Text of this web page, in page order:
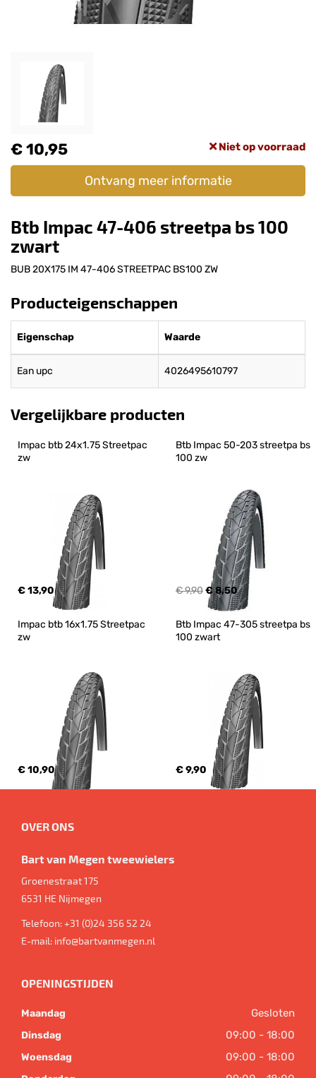
€ 10,95 Niet op voorraad
Ontvang meer informatie
Btb Impac 47-406 streetpa bs 100
zwart
BUB 20X175 IM 47-406 STREETPAC BS100 ZW
Producteigenschappen
Eigenschap Waarde
Ean upc 4026495610797
Vergelijkbare producten
Impac btb 24x1.75 Streetpac
zw
€ 13,90
Btb Impac 50-203 streetpa bs
100 zw
€ 9,90€ 8,50
Impac btb 16x1.75 Streetpac
zw
€ 10,90
Btb Impac 47-305 streetpa bs
100 zwart
€ 9,90
OVER ONS
Bart van Megen tweewielers
Groenestraat 175
6531 HE Nijmegen
Telefoon:+31 (0)24 356 52 24
E-mail: info@bartvanmegen.nl
OPENINGSTIJDEN
Maandag Gesloten
Dinsdag 09:00 - 18:00
Woensdag 09:00 - 18:00